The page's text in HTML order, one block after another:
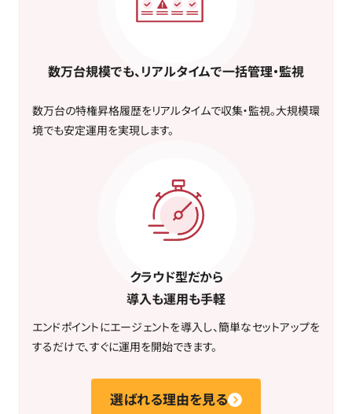
数万台規模でも、リアルタイムで一括管理・監視
数万台の特権昇格履歴をリアルタイムで収集・監視。大規模環
境でも安定運用を実現します。
クラウド型だから
導入も運用も手軽
エンドポイントにエージェントを導入し、簡単なセットアップを
するだけで、すぐに運用を開始できます。
選ばれる理由を見る